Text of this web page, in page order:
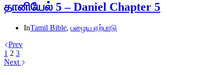
தானியேல் 5 – Daniel Chapter 5
InTamil Bible, பழைய ஏற்பாடு
Prev
1 2 3
Next